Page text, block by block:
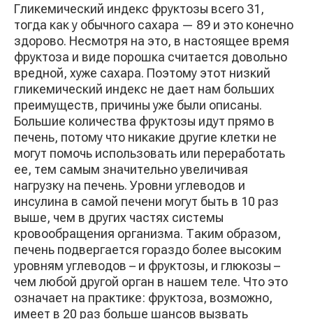
Гликемический индекс фруктозы всего 31,
тогда как у обычного сахара — 89 и это конечно
здорово. Несмотря на это, в настоящее время
фруктоза и виде порошка считается довольно
вредной, хуже сахара. Поэтому этот низкий
гликемический индекс не дает нам больших
преимуществ, причины уже были описаны.
Большие количества фруктозы идут прямо в
печень, потому что никакие другие клетки не
могут помочь использовать или переработать
ее, тем самым значительно увеличивая
нагрузку на печень. Уровни углеводов и
инсулина в самой печени могут быть в 10 раз
выше, чем в других частях системы
кровообращения организма. Таким образом,
печень подвергается гораздо более высоким
уровням углеводов – и фруктозы, и глюкозы –
чем любой другой орган в нашем теле. Что это
означает на практике: фруктоза, возможно,
имеет в 20 раз больше шансов вызвать